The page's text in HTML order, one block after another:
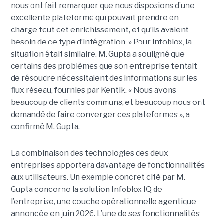
nous ont fait remarquer que nous disposions d’une
excellente plateforme qui pouvait prendre en
charge tout cet enrichissement, et qu’ils avaient
besoin de ce type d’intégration. » Pour Infoblox, la
situation était similaire. M. Gupta a souligné que
certains des problèmes que son entreprise tentait
de résoudre nécessitaient des informations sur les
flux réseau, fournies par Kentik. « Nous avons
beaucoup de clients communs, et beaucoup nous ont
demandé de faire converger ces plateformes », a
confirmé M. Gupta.
La combinaison des technologies des deux
entreprises apportera davantage de fonctionnalités
aux utilisateurs. Un exemple concret cité par M.
Gupta concerne la solution Infoblox IQ de
l’entreprise, une couche opérationnelle agentique
annoncée en juin 2026. L’une de ses fonctionnalités